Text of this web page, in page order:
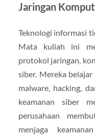
Jaringan
Teknologi informasi
Mata kuliah ini
protokol jaringan,
siber. Mereka
malware, hacking,
keamanan siber
perusahaan
menjaga